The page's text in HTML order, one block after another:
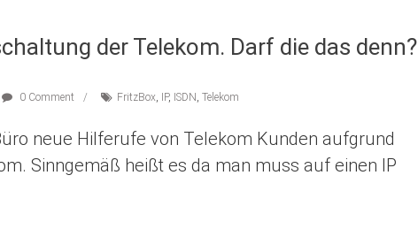
der Telekom. Darf die das denn?
0 Comment FritzBox, IP, ISDN , Telekom
neue Hilferufe von Telekom Kunden aufgrund
Sinngemäß heißt es da man muss auf einen IP